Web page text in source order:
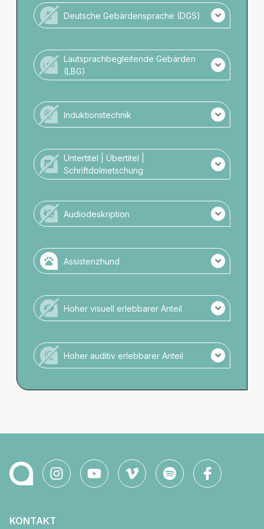
Keine Parkmöglichkeiten direkt am
Deutsche Gebärdensprache (DGS)
Kein Personal mit DGS-Kompetenz vor Ort.
Lautsprachbegleitende Gebärden
(LBG)
Induktionstechnik
Untertitel | Übertitel |
Schriftdolmetschung
Audiodeskription
Assistenzhund
Kein Wassernapf verfügbar.
Hoher visuell erlebbarer Anteil
Hoher auditiv erlebbarer Anteil
KONTAKT